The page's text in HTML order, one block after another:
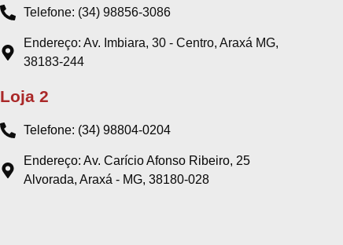
Telefone: (34) 98856-3086
Endereço: Av. Imbiara, 30 - Centro, Araxá MG,
38183-244
Loja 2
Telefone: (34) 98804-0204
Endereço: Av. Carício Afonso Ribeiro, 25
Alvorada, Araxá - MG, 38180-028